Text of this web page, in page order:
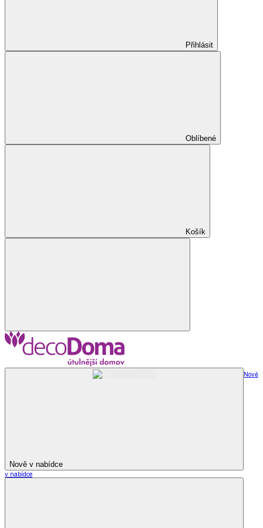
Přihlásit
Oblíbené
Košík
Nově v nabídce
Nově
v nabídce